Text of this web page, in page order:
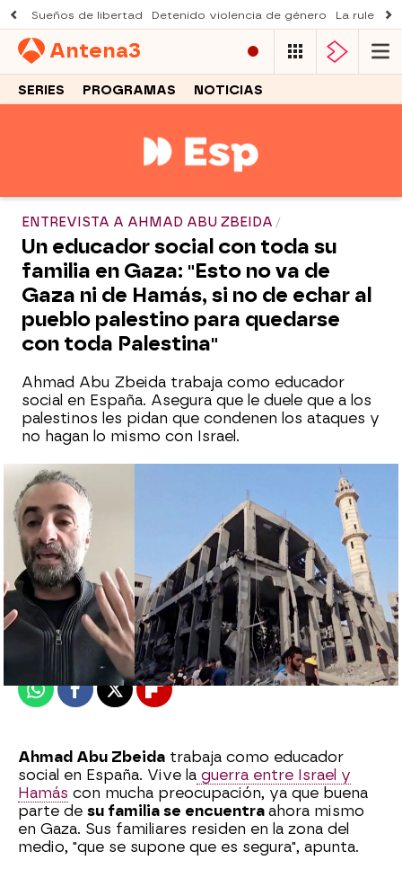
Sueños de libertad Detenido violencia de género La ruleta
Antena3
SERIES PROGRAMAS NOTICIAS
ENTREVISTA A AHMAD ABU ZBEIDA
Un educador social con toda su
familia en Gaza: "Esto no va de
Gaza ni de Hamás, si no de echar al
pueblo palestino para quedarse
con toda Palestina"
Ahmad Abu Zbeida trabaja como educador
social en España. Asegura que le duele que a los
palestinos les pidan que condenen los ataques y
no hagan lo mismo con Israel.
Laura Simón
Publicado:23 de octubre de 2023, 10:45
WhatsappFacebook
X Flipboard
Ahmad Abu Zbeida trabaja como educador
social en España. Vive la guerra entre Israel y
Hamás con mucha preocupación, ya que buena
parte de su familia se encuentra ahora mismo
en Gaza. Sus familiares residen en la zona del
medio, "que se supone que es segura", apunta.